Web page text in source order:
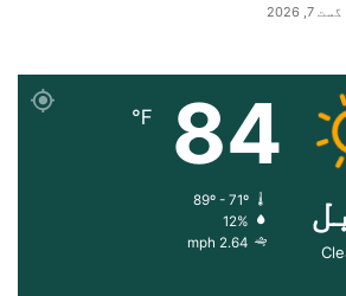
اگست 7, 2026
84
℉
89º - 71º
12%
2.64 mph